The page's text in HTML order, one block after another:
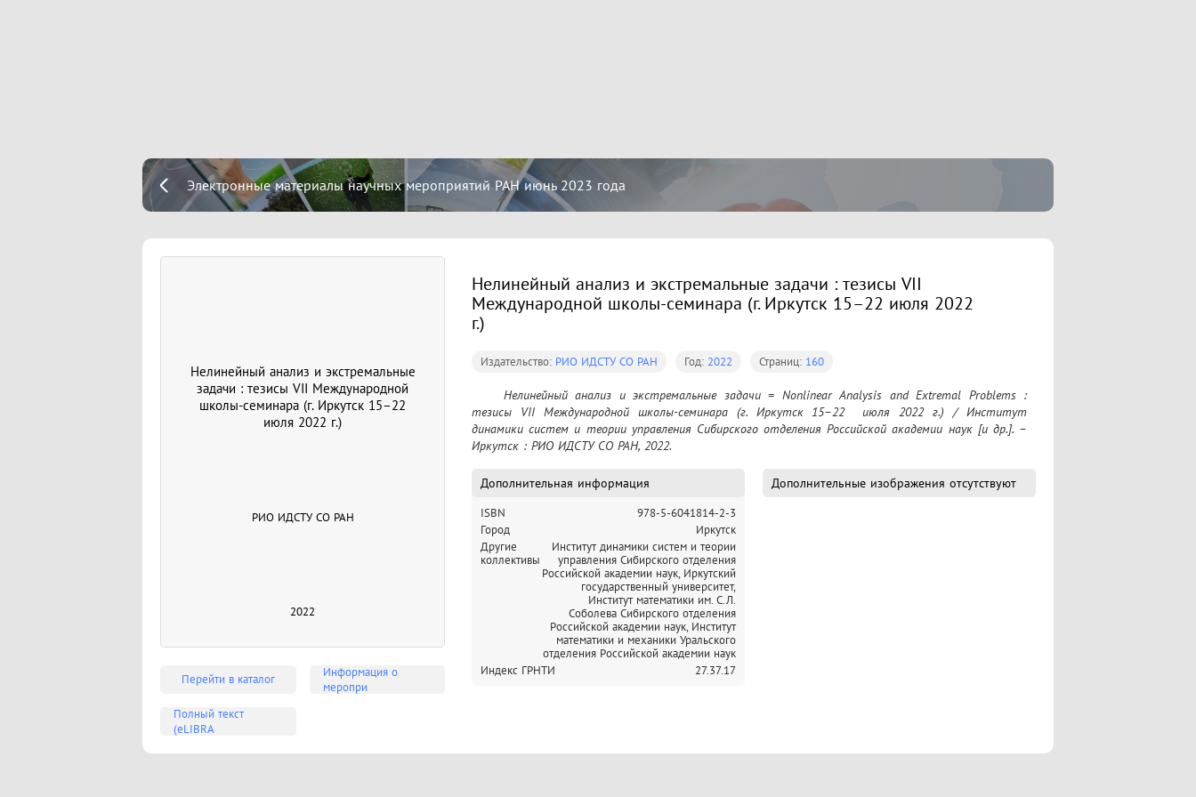
Электронные материалы научных мероприятий РАН июнь 2023 года
Нелинейный анализ и экстремальные
задачи : тезисы VII Международной
школы-семинара (г. Иркутск 15–22
июля 2022 г.)
РИО ИДСТУ СО РАН
2022
Перейти в каталог
Информация о
меропри
Полный текст
(eLIBRA
Нелинейный анализ и экстремальные задачи : тезисы VII
Международной школы-семинара (г. Иркутск 15–22 июля 2022
г.)
Издательство: РИО ИДСТУ СО РАН Год: 2022 Страниц: 160
тезисы VII Международной школы-семинара (г. Иркутск 15–22  июля 2022 г.) / Институт
динамики систем и теории управления Сибирского отделения Российской академии наук [и др.]. –
Иркутск : РИО ИДСТУ СО РАН, 2022.
Дополнительная информация
ISBN
978-5-6041814-2-3
Город
Иркутск
Другие
коллективы
Институт динамики систем и теории
управления Сибирского отделения
Российской академии наук, Иркутский
государственный университет,
Институт математики им. С.Л.
Соболева Сибирского отделения
Российской академии наук, Институт
математики и механики Уральского
отделения Российской академии наук
Индекс ГРНТИ
27.37.17
Дополнительные изображения отсутствуют